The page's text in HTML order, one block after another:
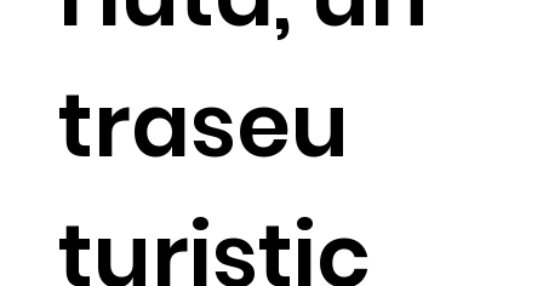
traseu
turistic